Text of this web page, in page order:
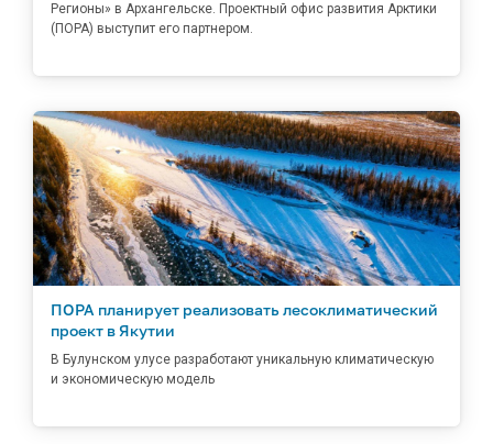
Регионы» в Архангельске. Проектный офис развития Арктики
(ПОРА) выступит его партнером.
ПОРА планирует реализовать лесоклиматический
проект в Якутии
В Булунском улусе разработают уникальную климатическую
и экономическую модель